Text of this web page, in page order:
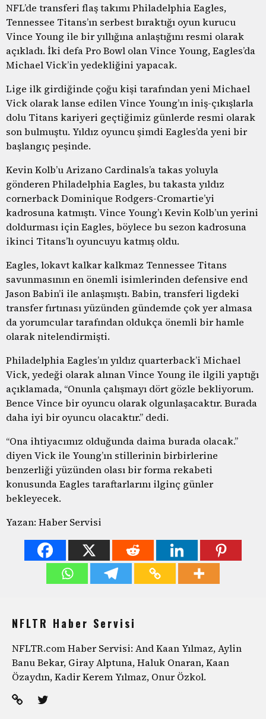
NFL’de transferi flaş takımı Philadelphia Eagles,
Tennessee Titans’ın serbest bıraktığı oyun kurucu
Vince Young ile bir yıllığına anlaştığını resmi olarak
açıkladı. İki defa Pro Bowl olan Vince Young, Eagles’da
Michael Vick’in yedekliğini yapacak.
Lige ilk girdiğinde çoğu kişi tarafından yeni Michael
Vick olarak lanse edilen Vince Young’ın iniş-çıkışlarla
dolu Titans kariyeri geçtiğimiz günlerde resmi olarak
son bulmuştu. Yıldız oyuncu şimdi Eagles’da yeni bir
başlangıç peşinde.
Kevin Kolb’u Arizano Cardinals’a takas yoluyla
gönderen Philadelphia Eagles, bu takasta yıldız
cornerback Dominique Rodgers-Cromartie’yi
kadrosuna katmıştı. Vince Young’ı Kevin Kolb’un yerini
doldurması için Eagles, böylece bu sezon kadrosuna
ikinci Titans’lı oyuncuyu katmış oldu.
Eagles, lokavt kalkar kalkmaz Tennessee Titans
savunmasının en önemli isimlerinden defensive end
Jason Babin’i ile anlaşmıştı. Babin, transferi ligdeki
transfer fırtınası yüzünden gündemde çok yer almasa
da yorumcular tarafından oldukça önemli bir hamle
olarak nitelendirmişti.
Philadelphia Eagles’ın yıldız quarterback’i Michael
Vick, yedeği olarak alınan Vince Young ile ilgili yaptığı
açıklamada, “Onunla çalışmayı dört gözle bekliyorum.
Bence Vince bir oyuncu olarak olgunlaşacaktır. Burada
daha iyi bir oyuncu olacaktır.” dedi.
“Ona ihtiyacımız olduğunda daima burada olacak.”
diyen Vick ile Young’ın stillerinin birbirlerine
benzerliği yüzünden olası bir forma rekabeti
konusunda Eagles taraftarlarını ilginç günler
bekleyecek.
Yazan: Haber Servisi
NFLTR Haber Servisi
NFLTR.com Haber Servisi: And Kaan Yılmaz, Aylin
Banu Bekar, Giray Alptuna, Haluk Onaran, Kaan
Özaydın, Kadir Kerem Yılmaz, Onur Özkol.